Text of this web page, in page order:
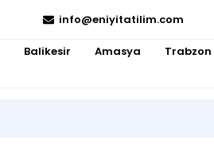
info@eniyitatilim.com
Balikesir Amasya Trabzon